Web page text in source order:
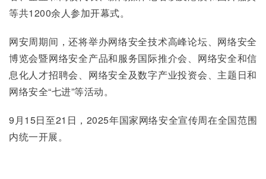
等共1200余人参加开幕式。
网安周期间，还将举办网络安全技术高峰论坛、网络安全
博览会暨网络安全产品和服务国际推介会、网络安全和信
息化人才招聘会、网络安全及数字产业投资会、主题日和
网络安全“七进”等活动。
9月15日至21日，2025年国家网络安全宣传周在全国范围
内统一开展。